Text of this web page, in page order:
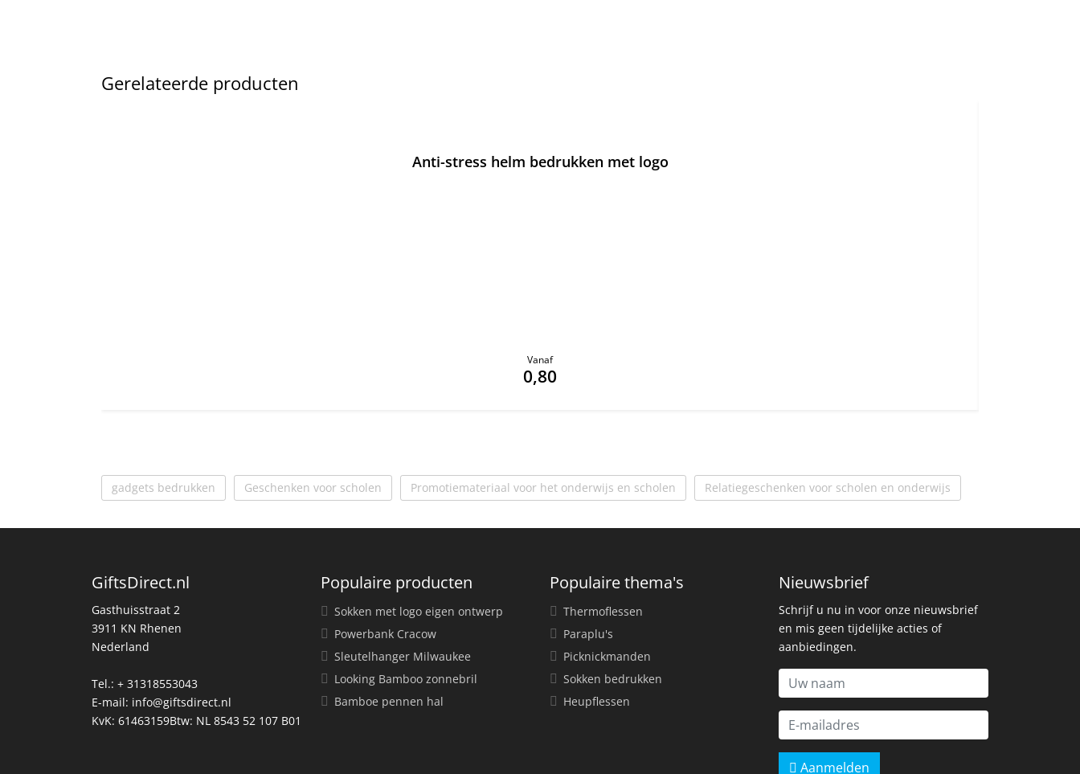
Gerelateerde producten
Anti-stress helm bedrukken met logo
Vanaf
0,80
gadgets bedrukken Geschenken voor scholen Promotiemateriaal voor het onderwijs en scholen Relatiegeschenken voor scholen en onderwijs
GiftsDirect.nl
Gasthuisstraat 2
3911 KN Rhenen
Nederland
Tel.: + 31318553043
E-mail: info@giftsdirect.nl
KvK: 61463159Btw: NL 8543 52 107 B01
Populaire producten
Sokken met logo eigen ontwerp
Powerbank Cracow
Sleutelhanger Milwaukee
Looking Bamboo zonnebril
Bamboe pennen hal
Populaire thema's
Thermoflessen
Paraplu's
Picknickmanden
Sokken bedrukken
Heupflessen
Nieuwsbrief
Schrijf u nu in voor onze nieuwsbrief
en mis geen tijdelijke acties of
aanbiedingen.
Aanmelden